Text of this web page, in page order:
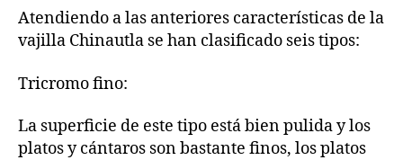
Atendiendo a las anteriores características de la
vajilla Chinautla se han clasificado seis tipos:
Tricromo fino:
La superficie de este tipo está bien pulida y los
platos y cántaros son bastante finos, los platos